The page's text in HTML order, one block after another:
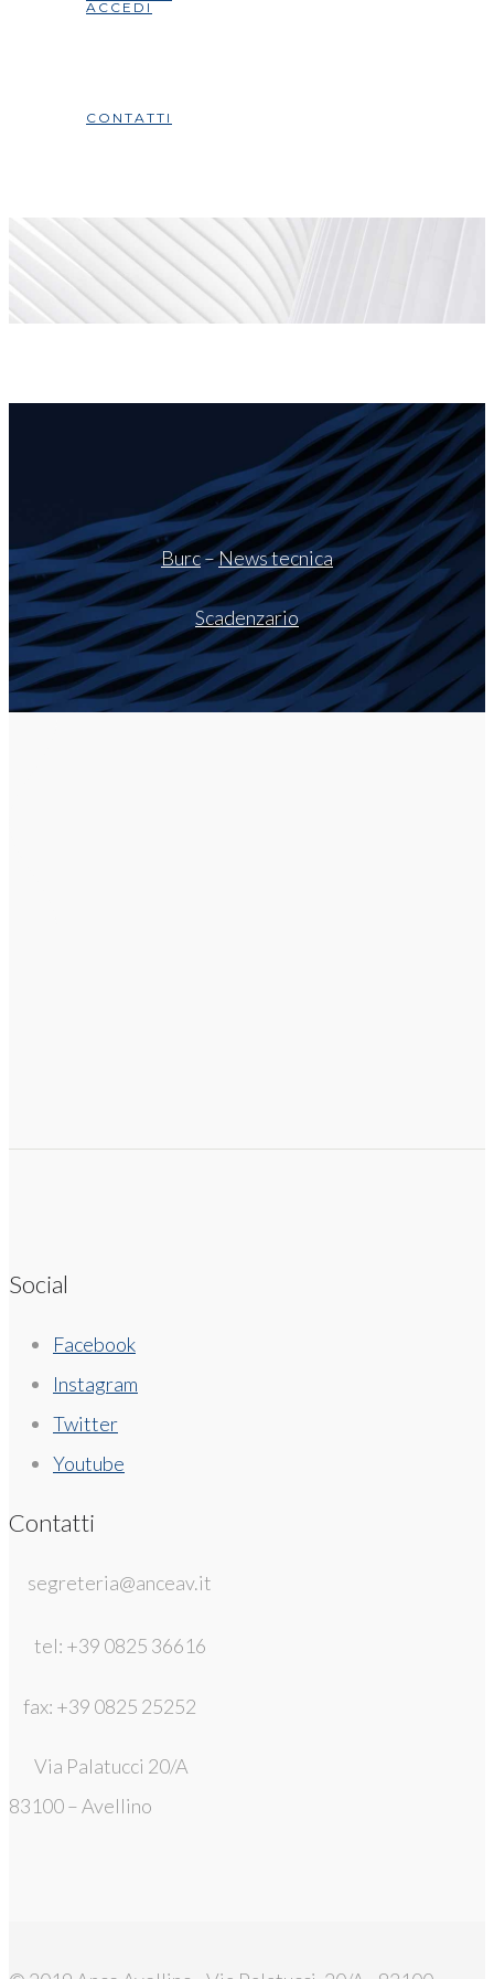
ACCEDI
CONTATTI
Burc–News tecnica
Scadenzario
Social
Facebook
Instagram
Twitter
Youtube
Contatti
segreteria@anceav.it
tel: +39 0825 36616
fax: +39 0825 25252
Via Palatucci 20/A
83100 – Avellino